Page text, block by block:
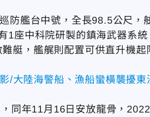
防艦台中號，全長98.5公尺，
1座中科院研製的鎮海武器系
艇，艦艉則配置可供直升機起
影/大陸海警船、漁船蠻橫襲擾
同年11月16日安放龍骨，